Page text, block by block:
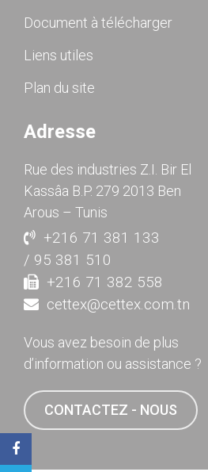
Document à télécharger
Liens utiles
Plan du site
Adresse
Rue des industries Z.I. Bir El
Kassâa B.P. 279 2013 Ben
Arous – Tunis
+216 71 381 133
/ 95 381 510
+216 71 382 558
cettex@cettex.com.tn
Vous avez besoin de plus
d’information ou assistance ?
CONTACTEZ - NOUS